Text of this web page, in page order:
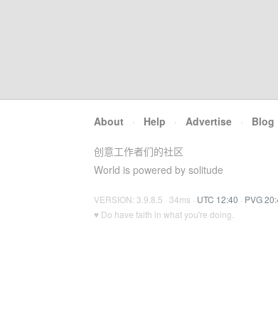
About · Help · Advertise · Blog
创意工作者们的社区
World is powered by solitude
VERSION: 3.9.8.5 · 34ms · UTC 12:40 · PVG
♥ Do have faith in what you're doing.